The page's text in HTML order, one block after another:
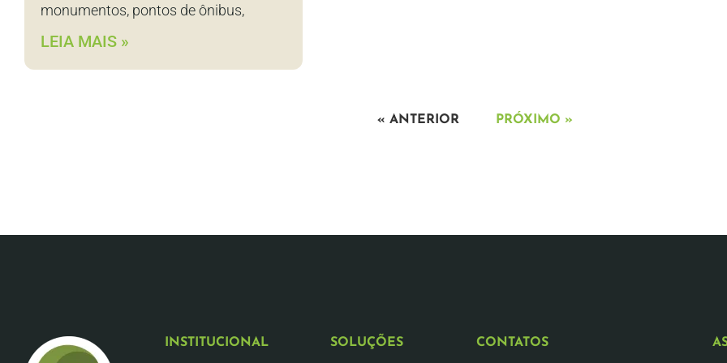
monumentos, pontos de ônibus,
LEIA MAIS »
« ANTERIOR PRÓXIMO »
INSTITUCIONAL SOLUÇÕES CONTATOS